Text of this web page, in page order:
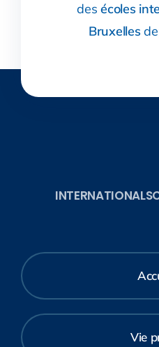
desécoles
Bruxelles
Vie